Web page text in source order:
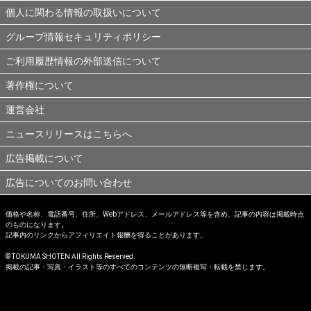
個人に関わる情報の取扱いについて
グループ情報セキュリティポリシー
ご利用履歴情報の外部送信について
著作権について
運営会社
ニュースリリースはこちらへ
広告掲載について
広告についてのお問い合わせ
価格や名称、電話番号、住所、Webアドレス、メールアドレス等を含め、記事の内容は掲載時点
のものになります。
記事内のリンクからアフィリエイト報酬を得ることがあります。
© TOKUMA SHOTEN All Rights Reserved.
掲載の記事・写真・イラスト等のすべてのコンテンツの無断複写・転載を禁じます。